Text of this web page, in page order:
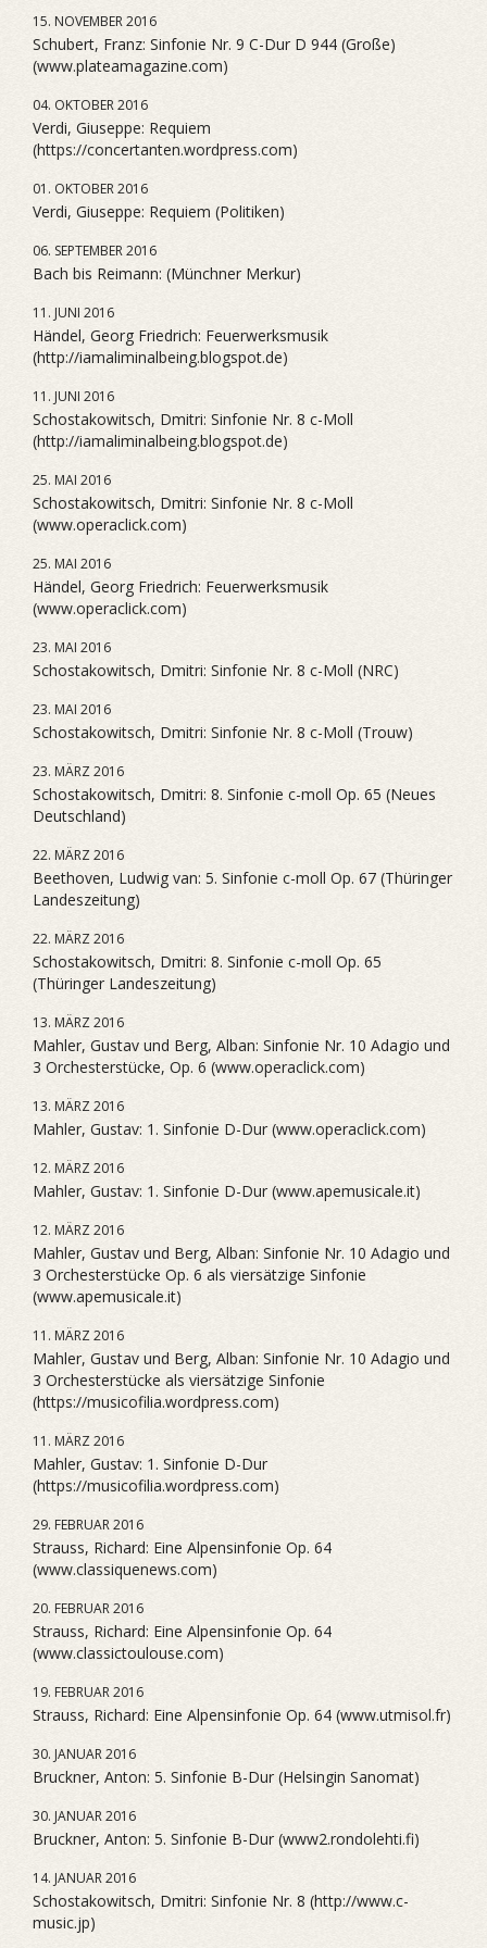
15. NOVEMBER 2016
Schubert, Franz: Sinfonie Nr. 9 C-Dur D 944 (Große)
(www.plateamagazine.com)
04. OKTOBER 2016
Verdi, Giuseppe: Requiem
(https://concertanten.wordpress.com)
01. OKTOBER 2016
Verdi, Giuseppe: Requiem (Politiken)
06. SEPTEMBER 2016
Bach bis Reimann: (Münchner Merkur)
11. JUNI 2016
Händel, Georg Friedrich: Feuerwerksmusik
(http://iamaliminalbeing.blogspot.de)
11. JUNI 2016
Schostakowitsch, Dmitri: Sinfonie Nr. 8 c-Moll
(http://iamaliminalbeing.blogspot.de)
25. MAI 2016
Schostakowitsch, Dmitri: Sinfonie Nr. 8 c-Moll
(www.operaclick.com)
25. MAI 2016
Händel, Georg Friedrich: Feuerwerksmusik
(www.operaclick.com)
23. MAI 2016
Schostakowitsch, Dmitri: Sinfonie Nr. 8 c-Moll (NRC)
23. MAI 2016
Schostakowitsch, Dmitri: Sinfonie Nr. 8 c-Moll (Trouw)
23. MÄRZ 2016
Schostakowitsch, Dmitri: 8. Sinfonie c-moll Op. 65 (Neues
Deutschland)
22. MÄRZ 2016
Beethoven, Ludwig van: 5. Sinfonie c-moll Op. 67 (Thüringer
Landeszeitung)
22. MÄRZ 2016
Schostakowitsch, Dmitri: 8. Sinfonie c-moll Op. 65
(Thüringer Landeszeitung)
13. MÄRZ 2016
Mahler, Gustav und Berg, Alban: Sinfonie Nr. 10 Adagio und
3 Orchesterstücke, Op. 6 (www.operaclick.com)
13. MÄRZ 2016
Mahler, Gustav: 1. Sinfonie D-Dur (www.operaclick.com)
12. MÄRZ 2016
Mahler, Gustav: 1. Sinfonie D-Dur (www.apemusicale.it)
12. MÄRZ 2016
Mahler, Gustav und Berg, Alban: Sinfonie Nr. 10 Adagio und
3 Orchesterstücke Op. 6 als viersätzige Sinfonie
(www.apemusicale.it)
11. MÄRZ 2016
Mahler, Gustav und Berg, Alban: Sinfonie Nr. 10 Adagio und
3 Orchesterstücke als viersätzige Sinfonie
(https://musicofilia.wordpress.com)
11. MÄRZ 2016
Mahler, Gustav: 1. Sinfonie D-Dur
(https://musicofilia.wordpress.com)
29. FEBRUAR 2016
Strauss, Richard: Eine Alpensinfonie Op. 64
(www.classiquenews.com)
20. FEBRUAR 2016
Strauss, Richard: Eine Alpensinfonie Op. 64
(www.classictoulouse.com)
19. FEBRUAR 2016
Strauss, Richard: Eine Alpensinfonie Op. 64 (www.utmisol.fr)
30. JANUAR 2016
Bruckner, Anton: 5. Sinfonie B-Dur (Helsingin Sanomat)
30. JANUAR 2016
Bruckner, Anton: 5. Sinfonie B-Dur (www2.rondolehti.fi)
14. JANUAR 2016
Schostakowitsch, Dmitri: Sinfonie Nr. 8 (http://www.c-
music.jp)